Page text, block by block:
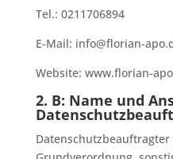
Tel.: 0211706894
E-Mail: info@florian-
Website: www.florian-
2. B: Name und